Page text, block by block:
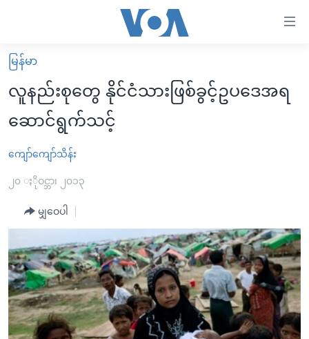
လွယ်ကူ
စေ
များ
ပင်မ
ကြည့်
ရန်
ပင်မ
အ
ညွန်း
မူလစာမျက်နှာ
မြန်မာ
ကမ္ဘာ့သတင်းများ
နိုင်ငံတကာ
အစ္စရေး-ပါလက်စတိုင်း
ဗွီဒီယို
အင်္ဂလိပ်စာလေ့လာမယ်
အမေရိကန်သုံးအီဒီယံ
မကြေးမုံရဲ့ အင်္ဂလိပ်စာ
ရုပ်ရှင်ထဲက အင်္ဂလိပ်စာ
သုတပဒေသာ အင်္ဂလိပ်စာ
အပတ်စဉ်ကဏ္ဍများ
ရေဒီယို
တီဗွီ
ရေဒီယိုနှင့်ရုပ်သံ အချက်အလက်များ
ရေဒီယို/တီဗွီအစီအစဉ်
Learning English
မြန်မာ
လူနည်းစုတွေ နိုင်ငံသားဖြစ်ခွင့်ဥပဒေအရ
ဆောင်ရွက်သင့်
ကျော်ကျော်သိန်း
၂၀ ႏိုဝင္ဘာ၊ ၂၀၁၃
မျှဝေပါ